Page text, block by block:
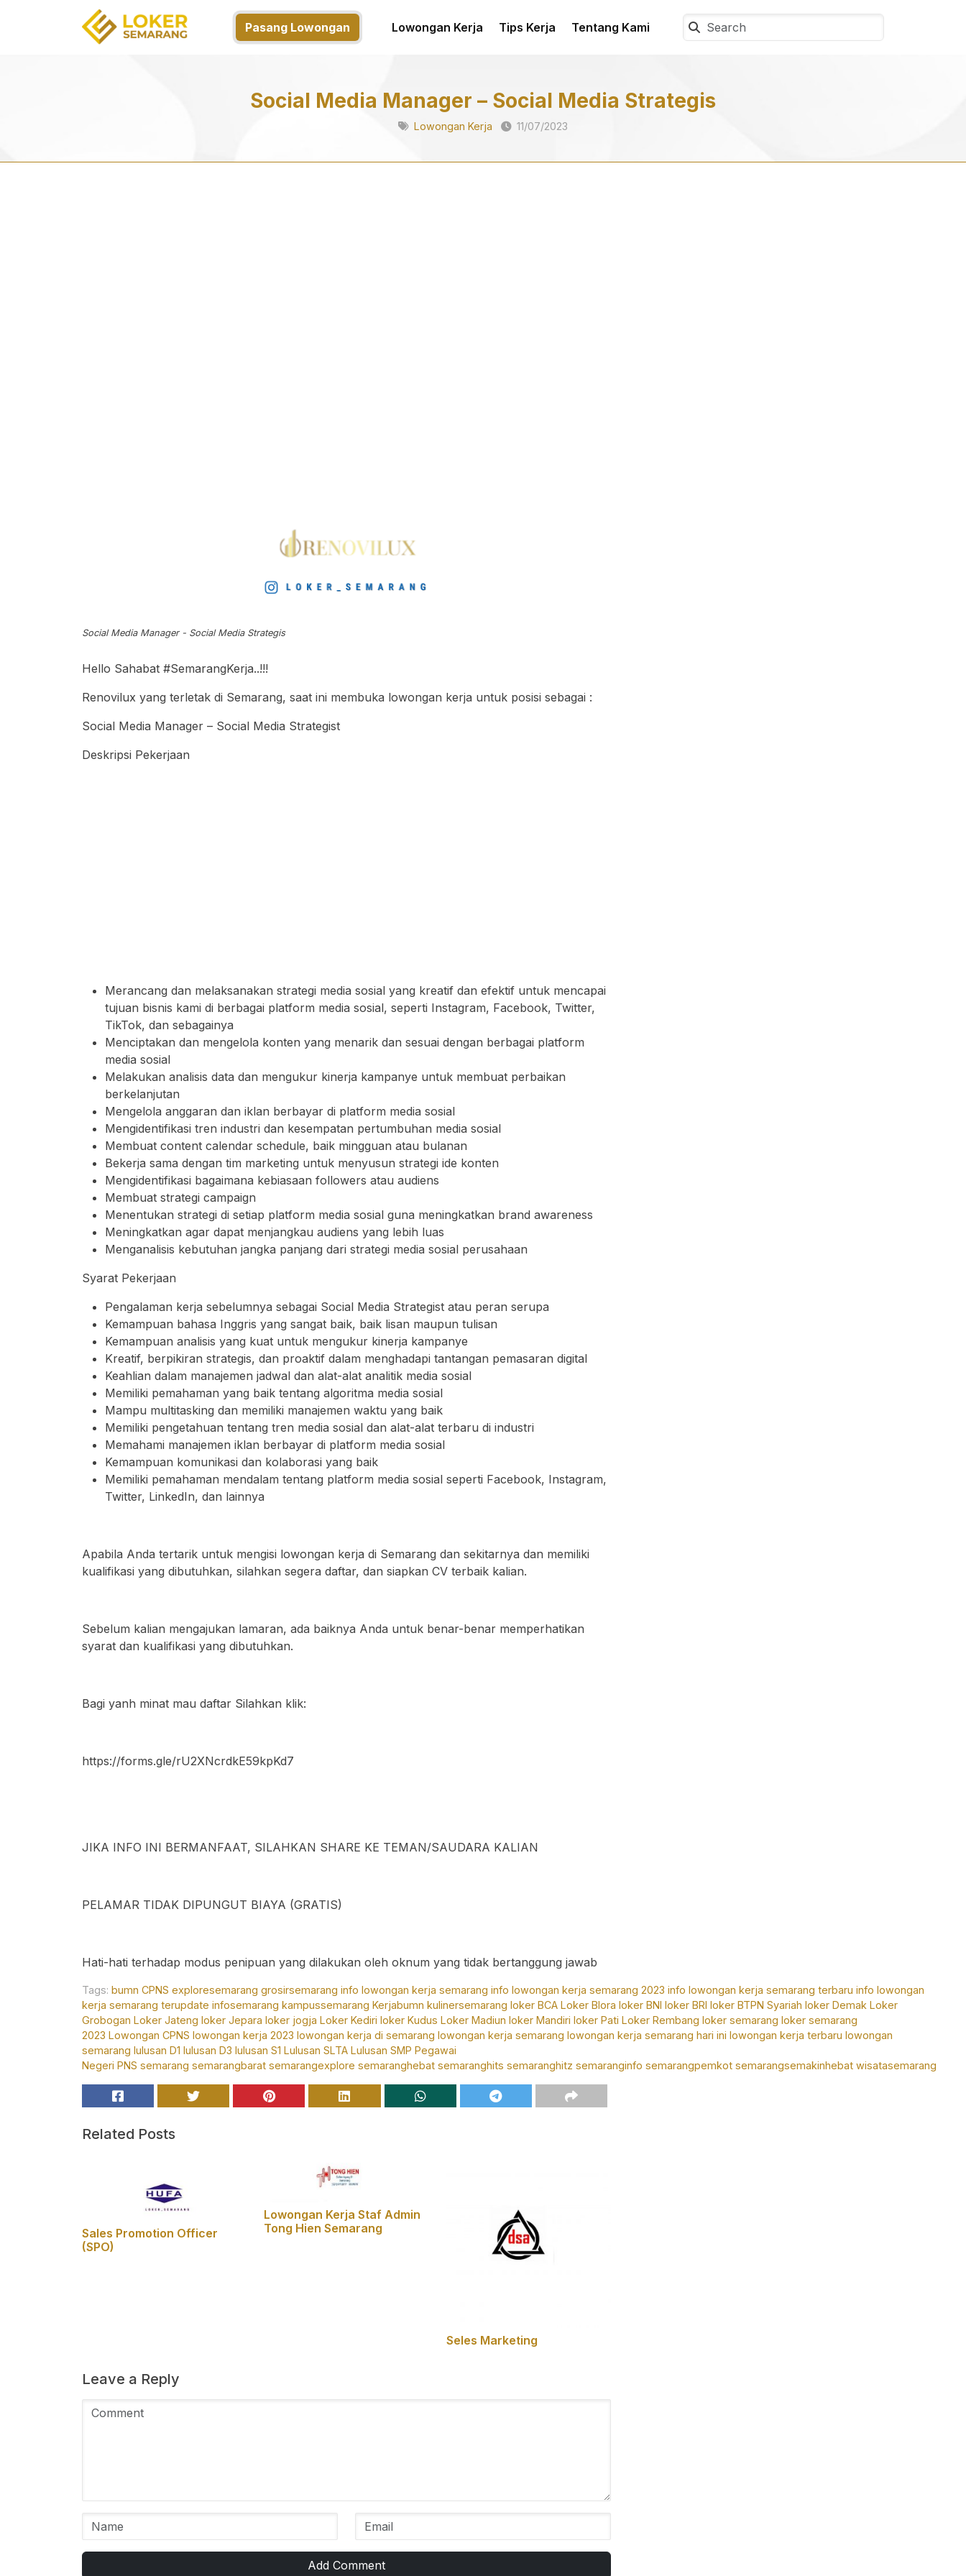
Pasang Lowongan Lowongan Kerja Tips Kerja Tentang Kami
Social Media Manager – Social Media Strategis
Lowongan Kerja 11/07/2023
Social Media Manager - Social Media Strategis
Hello Sahabat #SemarangKerja..!!!
Renovilux yang terletak di Semarang, saat ini membuka lowongan kerja untuk posisi sebagai :
Social Media Manager – Social Media Strategist
Deskripsi Pekerjaan
Merancang dan melaksanakan strategi media sosial yang kreatif dan efektif untuk mencapai
tujuan bisnis kami di berbagai platform media sosial, seperti Instagram, Facebook, Twitter,
TikTok, dan sebagainya
Menciptakan dan mengelola konten yang menarik dan sesuai dengan berbagai platform
media sosial
Melakukan analisis data dan mengukur kinerja kampanye untuk membuat perbaikan
berkelanjutan
Mengelola anggaran dan iklan berbayar di platform media sosial
Mengidentifikasi tren industri dan kesempatan pertumbuhan media sosial
Membuat content calendar schedule, baik mingguan atau bulanan
Bekerja sama dengan tim marketing untuk menyusun strategi ide konten
Mengidentifikasi bagaimana kebiasaan followers atau audiens
Membuat strategi campaign
Menentukan strategi di setiap platform media sosial guna meningkatkan brand awareness
Meningkatkan agar dapat menjangkau audiens yang lebih luas
Menganalisis kebutuhan jangka panjang dari strategi media sosial perusahaan
Syarat Pekerjaan
Pengalaman kerja sebelumnya sebagai Social Media Strategist atau peran serupa
Kemampuan bahasa Inggris yang sangat baik, baik lisan maupun tulisan
Kemampuan analisis yang kuat untuk mengukur kinerja kampanye
Kreatif, berpikiran strategis, dan proaktif dalam menghadapi tantangan pemasaran digital
Keahlian dalam manajemen jadwal dan alat-alat analitik media sosial
Memiliki pemahaman yang baik tentang algoritma media sosial
Mampu multitasking dan memiliki manajemen waktu yang baik
Memiliki pengetahuan tentang tren media sosial dan alat-alat terbaru di industri
Memahami manajemen iklan berbayar di platform media sosial
Kemampuan komunikasi dan kolaborasi yang baik
Memiliki pemahaman mendalam tentang platform media sosial seperti Facebook, Instagram,
Twitter, LinkedIn, dan lainnya
Apabila Anda tertarik untuk mengisi lowongan kerja di Semarang dan sekitarnya dan memiliki
kualifikasi yang dibutuhkan, silahkan segera daftar, dan siapkan CV terbaik kalian.
Sebelum kalian mengajukan lamaran, ada baiknya Anda untuk benar-benar memperhatikan
syarat dan kualifikasi yang dibutuhkan.
Bagi yanh minat mau daftar Silahkan klik:
https://forms.gle/rU2XNcrdkE59kpKd7
JIKA INFO INI BERMANFAAT, SILAHKAN SHARE KE TEMAN/SAUDARA KALIAN
PELAMAR TIDAK DIPUNGUT BIAYA (GRATIS)
Hati-hati terhadap modus penipuan yang dilakukan oleh oknum yang tidak bertanggung jawab
Tags: bumn CPNS exploresemarang grosirsemarang info lowongan kerja semarang info lowongan kerja semarang 2023 info lowongan kerja semarang terbaru info lowongan
kerja semarang terupdate infosemarang kampussemarang Kerjabumn kulinersemarang loker BCA Loker Blora loker BNI loker BRI loker BTPN Syariah loker Demak Loker
Grobogan Loker Jateng loker Jepara loker jogja Loker Kediri loker Kudus Loker Madiun loker Mandiri loker Pati Loker Rembang loker semarang loker semarang
2023 Lowongan CPNS lowongan kerja 2023 lowongan kerja di semarang lowongan kerja semarang lowongan kerja semarang hari ini lowongan kerja terbaru lowongan
semarang lulusan D1 lulusan D3 lulusan S1 Lulusan SLTA Lulusan SMP Pegawai
Negeri PNS semarang semarangbarat semarangexplore semaranghebat semaranghits semaranghitz semaranginfo semarangpemkot semarangsemakinhebat wisatasemarang
Related Posts
Sales Promotion Officer
(SPO)
Lowongan Kerja Staf Admin
Tong Hien Semarang
Seles Marketing
Leave a Reply
Add Comment